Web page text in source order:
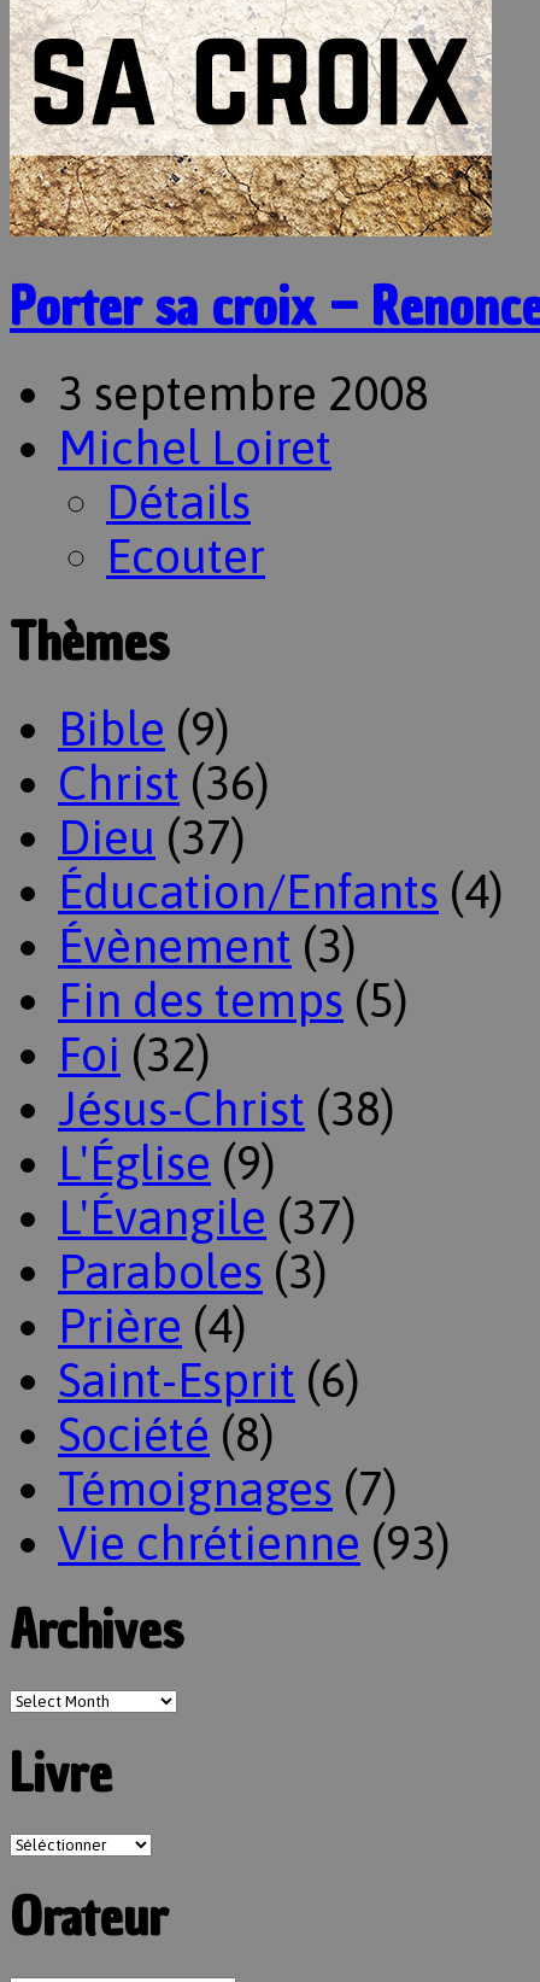
Porter sa croix –
3 septembre 2008
Michel Loiret
Détails
Ecouter
Thèmes
Bible (9)
Christ (36)
Dieu (37)
Éducation/Enfants (4)
Évènement (3)
Fin des temps (5)
Foi (32)
Jésus-Christ (38)
L'Église (9)
L'Évangile (37)
Paraboles (3)
Prière (4)
Saint-Esprit (6)
Société (8)
Témoignages (7)
Vie chrétienne (93)
Archives
Livre
Orateur